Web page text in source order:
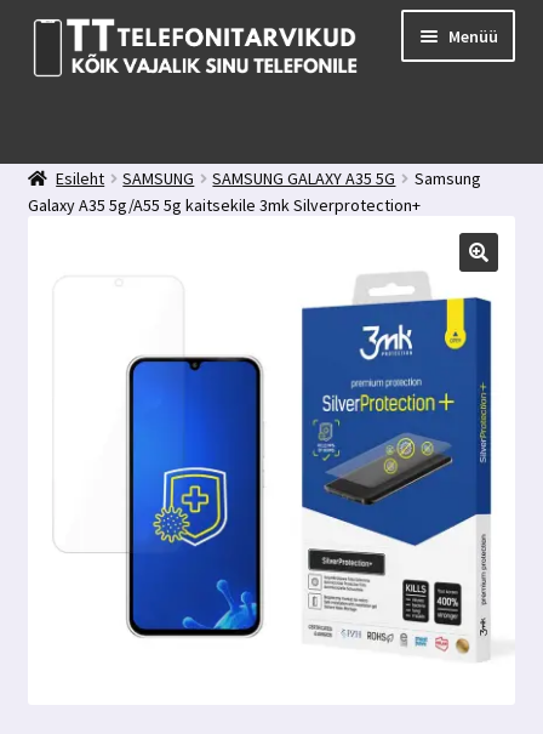
Liigu
navigeerimisele
Liigu
juurde
Menüü
Minu konto
Esileht SAMSUNG SAMSUNG GALAXY A35 5G
Samsung
Galaxy A35 5g/A55 5g kaitsekile 3mk Silverprotection+